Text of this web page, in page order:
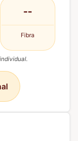
--
Fibra